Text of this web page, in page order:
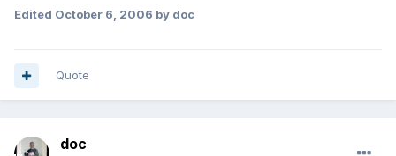
Edited October 6, 2006 by doc
Quote
doc